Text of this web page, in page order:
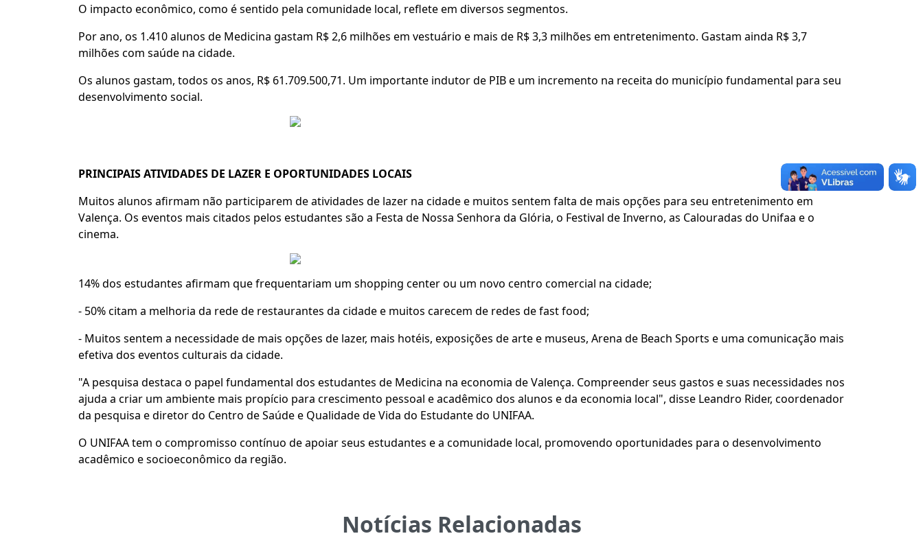
O impacto econômico, como é sentido pela comunidade local, reflete em diversos segmentos.
Por ano, os 1.410 alunos de Medicina gastam R$ 2,6 milhões em vestuário e mais de R$ 3,3 milhões em entretenimento. Gastam ainda R$ 3,7
milhões com saúde na cidade.
Os alunos gastam, todos os anos, R$ 61.709.500,71. Um importante indutor de PIB e um incremento na receita do município fundamental para seu
desenvolvimento social.
PRINCIPAIS ATIVIDADES DE LAZER E OPORTUNIDADES LOCAIS
Muitos alunos afirmam não participarem de atividades de lazer na cidade e muitos sentem falta de mais opções para seu entretenimento em
Valença. Os eventos mais citados pelos estudantes são a Festa de Nossa Senhora da Glória, o Festival de Inverno, as Calouradas do Unifaa e o
cinema.
14% dos estudantes afirmam que frequentariam um shopping center ou um novo centro comercial na cidade;
- 50% citam a melhoria da rede de restaurantes da cidade e muitos carecem de redes de fast food;
- Muitos sentem a necessidade de mais opções de lazer, mais hotéis, exposições de arte e museus, Arena de Beach Sports e uma comunicação mais
efetiva dos eventos culturais da cidade.
"A pesquisa destaca o papel fundamental dos estudantes de Medicina na economia de Valença. Compreender seus gastos e suas necessidades nos
ajuda a criar um ambiente mais propício para crescimento pessoal e acadêmico dos alunos e da economia local", disse Leandro Rider, coordenador
da pesquisa e diretor do Centro de Saúde e Qualidade de Vida do Estudante do UNIFAA.
O UNIFAA tem o compromisso contínuo de apoiar seus estudantes e a comunidade local, promovendo oportunidades para o desenvolvimento
acadêmico e socioeconômico da região.
Notícias Relacionadas